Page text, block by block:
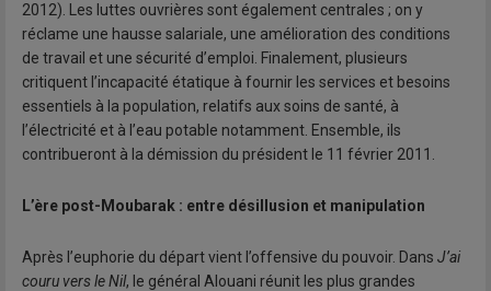
2012). Les luttes ouvrières sont également centrales ; on y
réclame une hausse salariale, une amélioration des conditions
de travail et une sécurité d’emploi. Finalement, plusieurs
critiquent l’incapacité étatique à fournir les services et besoins
essentiels à la population, relatifs aux soins de santé, à
l’électricité et à l’eau potable notamment. Ensemble, ils
contribueront à la démission du président le 11 février 2011.
L’ère post-Moubarak : entre désillusion et manipulation
Après l’euphorie du départ vient l’offensive du pouvoir. Dans J’ai
couru vers le Nil, le général Alouani réunit les plus grandes